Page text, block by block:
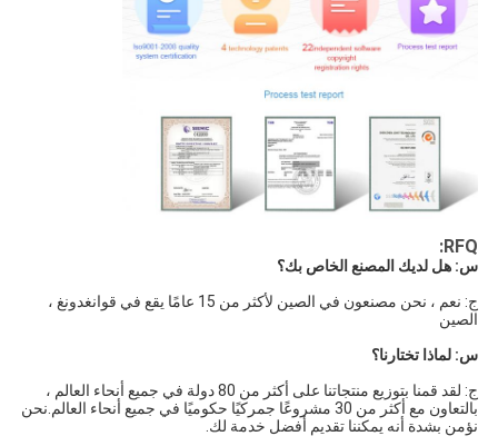
RFQ:
س: هل لديك المصنع الخاص بك؟
الصين
س: لماذا تختارنا؟
نؤمن بشدة أنه يمكننا تقديم أفضل خدمة لك.